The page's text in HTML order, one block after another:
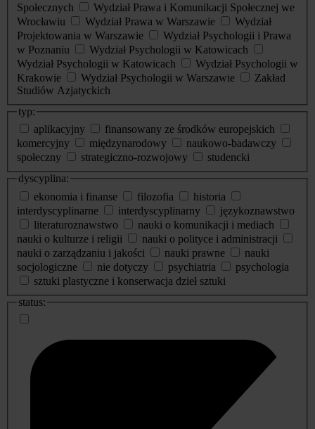
Społecznych
Wydział Prawa i Komunikacji Społecznej we
Wrocławiu
Wydział Prawa w Warszawie
Wydział
Projektowania w Warszawie
Wydział Psychologii i Prawa
w Poznaniu
Wydział Psychologii w Katowicach
Wydział Psychologii w Katowicach
Wydział Psychologii w
Krakowie
Wydział Psychologii w Warszawie
Zakład
Studiów Azjatyckich
typ:
aplikacyjny
finansowany ze środków europejskich
komercyjny
międzynarodowy
naukowo-badawczy
społeczny
strategiczno-rozwojowy
studencki
dyscyplina:
ekonomia i finanse
filozofia
historia
interdyscyplinarne
interdyscyplinarny
językoznawstwo
literaturoznawstwo
nauki o komunikacji i mediach
nauki o kulturze i religii
nauki o polityce i administracji
nauki o zarządzaniu i jakości
nauki prawne
nauki
socjologiczne
nie dotyczy psychiatria
psychologia
sztuki plastyczne i konserwacja dzieł sztuki
status: